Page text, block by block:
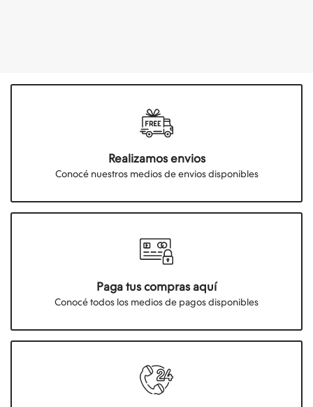
Realizamos envios
Conocé nuestros medios de envios disponibles
Paga tus compras aquí
Conocé todos los medios de pagos disponibles